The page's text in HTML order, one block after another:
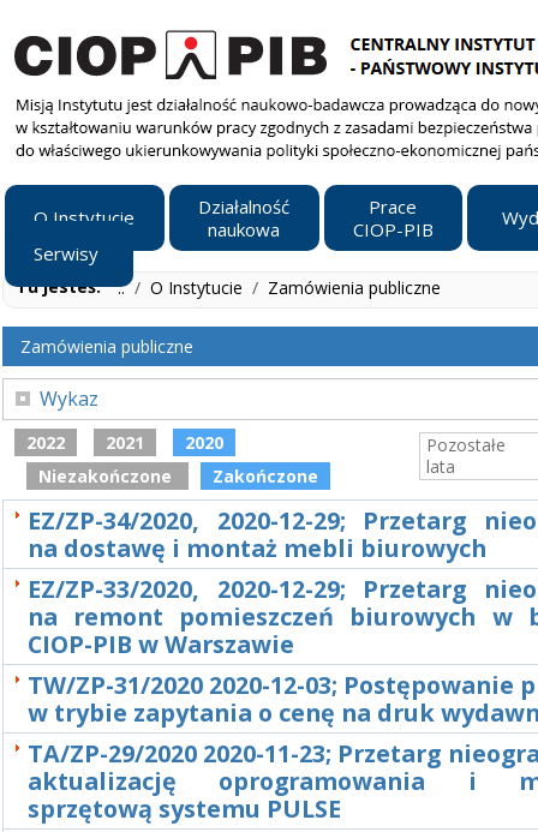
O Instytucie
Działalność
naukowa
Prace
CIOP-PIB
Serwisy
Tu jesteś: ../ O Instytucie / Zamówienia publiczne
Zamówienia publiczne
Wykaz
2022 2021 2020
Pozostałe
lata
Niezakończone Zakończone
EZ/ZP-34/2020, 2020-12-29; Przetarg
na dostawę i montaż mebli biurowych
EZ/ZP-33/2020, 2020-12-29; Przetarg
na remont pomieszczeń biurowych w
CIOP-PIB w Warszawie
TW/ZP-31/2020 2020-12-03; Postępowanie
w trybie zapytania o cenę na druk
TA/ZP-29/2020 2020-11-23; Przetarg
aktualizację oprogramowania i
sprzętową systemu PULSE